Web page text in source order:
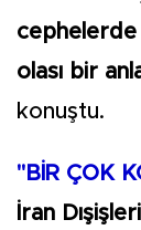
cephelerde
olası bir
konuştu.
"BİR ÇOK
İran